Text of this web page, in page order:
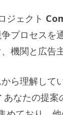
ジェクト
プロセスを
機関と広告
ら理解して
あなたの提案